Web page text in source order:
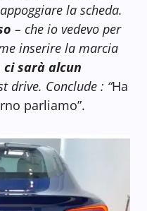
la scheda.
– che io vedevo per
inserire la marcia
ci sarà alcun
drive. Conclude : “Ha
parliamo”.